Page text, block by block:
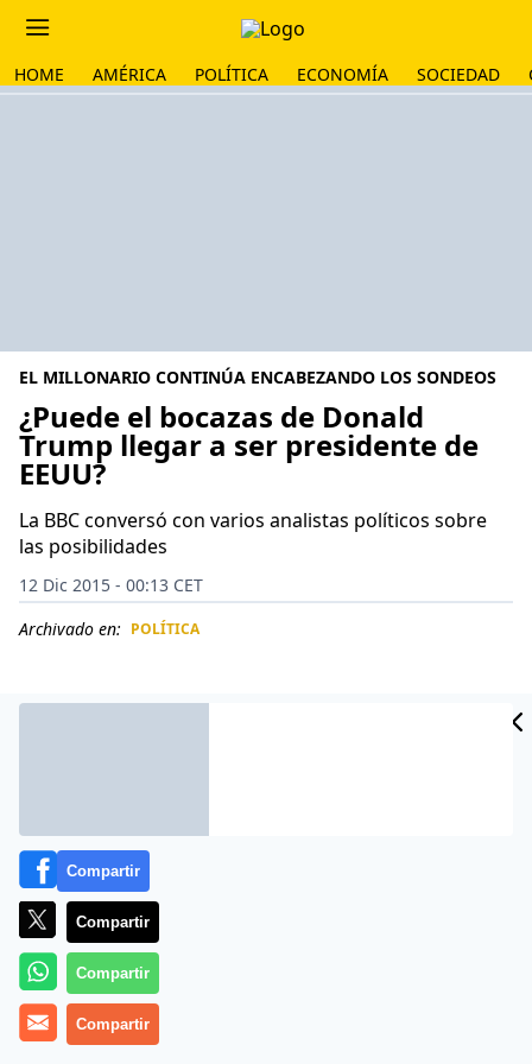
HOME AMÉRICA POLÍTICA ECONOMÍA SOCIEDAD
EL MILLONARIO CONTINÚA ENCABEZANDO LOS SONDEOS
¿Puede el bocazas de Donald
Trump llegar a ser presidente de
EEUU?
La BBC conversó con varios analistas políticos sobre
las posibilidades
12 Dic 2015 - 00:13 CET
Archivado en: POLÍTICA
Los controversiales pronunciamientos de Donald
Trump han escandalizado incluso a los líderes del
Compartir
Compartir
Compartir
Compartir